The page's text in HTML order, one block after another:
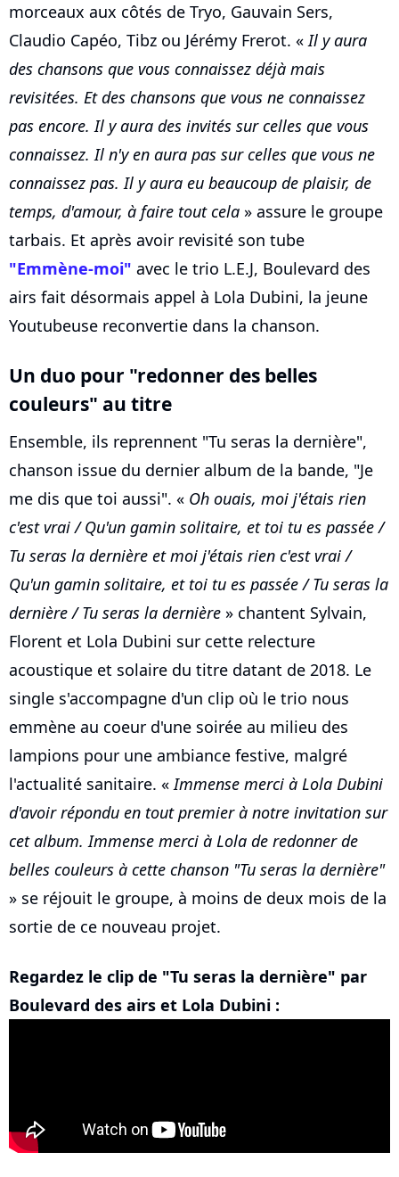
morceaux aux côtés de Tryo, Gauvain Sers,
Claudio Capéo, Tibz ou Jérémy Frerot. «Il y aura
des chansons que vous connaissez déjà mais
revisitées. Et des chansons que vous ne connaissez
pas encore. Il y aura des invités sur celles que vous
connaissez. Il n'y en aura pas sur celles que vous ne
connaissez pas. Il y aura eu beaucoup de plaisir, de
temps, d'amour, à faire tout cela » assure le groupe
tarbais. Et après avoir revisité son tube
"Emmène-moi" avec le trio L.E.J, Boulevard des
airs fait désormais appel à Lola Dubini, la jeune
Youtubeuse reconvertie dans la chanson.
Un duo pour "redonner des belles
couleurs" au titre
Ensemble, ils reprennent "Tu seras la dernière",
chanson issue du dernier album de la bande, "Je
me dis que toi aussi". « Oh ouais, moi j'étais rien
c'est vrai / Qu'un gamin solitaire, et toi tu es passée /
Tu seras la dernière et moi j'étais rien c'est vrai /
Qu'un gamin solitaire, et toi tu es passée / Tu seras la
dernière / Tu seras la dernière » chantent Sylvain,
Florent et Lola Dubini sur cette relecture
acoustique et solaire du titre datant de 2018. Le
single s'accompagne d'un clip où le trio nous
emmène au coeur d'une soirée au milieu des
lampions pour une ambiance festive, malgré
l'actualité sanitaire. «Immense merci à Lola Dubini
d'avoir répondu en tout premier à notre invitation sur
cet album. Immense merci à Lola de redonner de
belles couleurs à cette chanson "Tu seras la dernière"
» se réjouit le groupe, à moins de deux mois de la
sortie de ce nouveau projet.
Regardez le clip de "Tu seras la dernière" par
Boulevard des airs et Lola Dubini :